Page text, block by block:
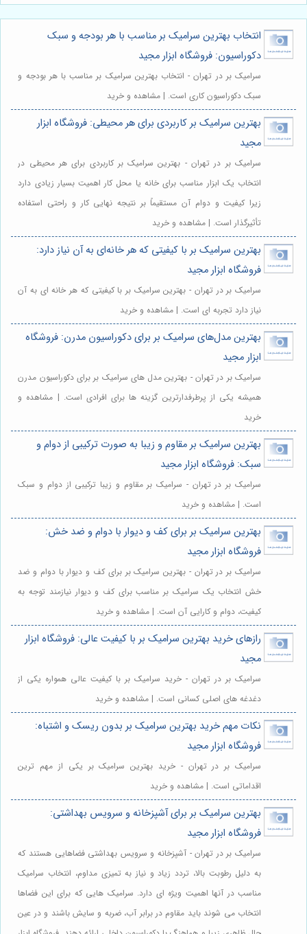
انتخاب بهترین سرامیک بر مناسب با هر بودجه و سبک
دکوراسیون: فروشگاه ابزار مجید
سرامیک بر در تهران - انتخاب بهترین سرامیک بر مناسب با هر بودجه و
سبک دکوراسیون کاری است. | مشاهده و خرید
بهترین سرامیک بر کاربردی برای هر محیطی: فروشگاه ابزار
مجید
سرامیک بر در تهران - بهترین سرامیک بر کاربردی برای هر محیطی در
انتخاب یک ابزار مناسب برای خانه یا محل کار اهمیت بسیار زیادی دارد
زیرا کیفیت و دوام آن مستقیماً بر نتیجه نهایی کار و راحتی استفاده
تأثیرگذار است. | مشاهده و خرید
بهترین سرامیک بر با کیفیتی که هر خانه‌ای به آن نیاز دارد:
فروشگاه ابزار مجید
سرامیک بر در تهران - بهترین سرامیک بر با کیفیتی که هر خانه ای به آن
نیاز دارد تجربه ای است. | مشاهده و خرید
بهترین مدل‌های سرامیک بر برای دکوراسیون مدرن: فروشگاه
ابزار مجید
سرامیک بر در تهران - بهترین مدل های سرامیک بر برای دکوراسیون مدرن
همیشه یکی از پرطرفدارترین گزینه ها برای افرادی است. | مشاهده و
خرید
بهترین سرامیک بر مقاوم و زیبا به صورت ترکیبی از دوام و
سبک: فروشگاه ابزار مجید
سرامیک بر در تهران - سرامیک بر مقاوم و زیبا ترکیبی از دوام و سبک
است. | مشاهده و خرید
بهترین سرامیک بر برای کف و دیوار با دوام و ضد خش:
فروشگاه ابزار مجید
سرامیک بر در تهران - بهترین سرامیک بر برای کف و دیوار با دوام و ضد
خش انتخاب یک سرامیک بر مناسب برای کف و دیوار نیازمند توجه به
کیفیت، دوام و کارایی آن است. | مشاهده و خرید
رازهای خرید بهترین سرامیک بر با کیفیت عالی: فروشگاه ابزار
مجید
سرامیک بر در تهران - خرید سرامیک بر با کیفیت عالی همواره یکی از
دغدغه های اصلی کسانی است. | مشاهده و خرید
نکات مهم خرید بهترین سرامیک بر بدون ریسک و اشتباه:
فروشگاه ابزار مجید
سرامیک بر در تهران - خرید بهترین سرامیک بر یکی از مهم ترین
اقداماتی است. | مشاهده و خرید
بهترین سرامیک بر برای آشپزخانه و سرویس بهداشتی:
فروشگاه ابزار مجید
سرامیک بر در تهران - آشپزخانه و سرویس بهداشتی فضاهایی هستند که
به دلیل رطوبت بالا، تردد زیاد و نیاز به تمیزی مداوم، انتخاب سرامیک
مناسب در آنها اهمیت ویژه ای دارد. سرامیک هایی که برای این فضاها
انتخاب می شوند باید مقاوم در برابر آب، ضربه و سایش باشند و در عین